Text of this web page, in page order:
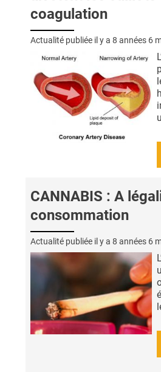
coagulation
Actualité publiée il y a 8 années 6
CANNABIS : A
consommation
Actualité publiée il y a 8 années 6